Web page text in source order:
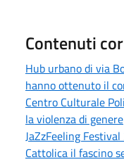
Contenuti
Hub urbano di via
hanno ottenuto il
Centro Culturale
la violenza di genere
JaZzFeeling
Cattolica il fascino